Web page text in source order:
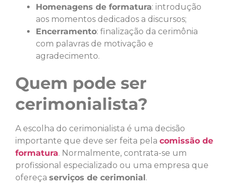
Homenagens de formatura: introdução
aos momentos dedicados a discursos;
Encerramento: finalização da cerimônia
com palavras de motivação e
agradecimento.
Quem pode ser
cerimonialista?
A escolha do cerimonialista é uma decisão
importante que deve ser feita pela comissão de
formatura. Normalmente, contrata-se um
profissional especializado ou uma empresa que
ofereça serviços de cerimonial.